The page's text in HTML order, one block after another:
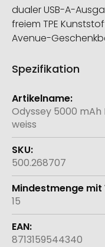
dualer USB-A-
freiem TPE
Avenue-
Spezifikation
Weitere
Informationen
Odyssey 5000
weiss
500.268707
15
8713159544340